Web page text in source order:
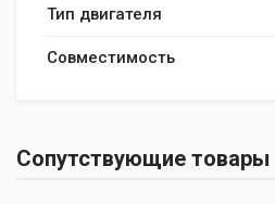
Тип двигателя
Совместимость
Сопутствующие товары